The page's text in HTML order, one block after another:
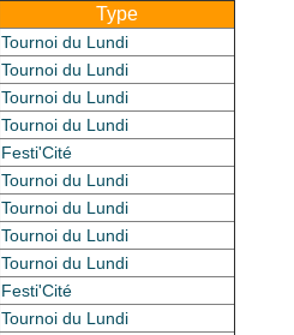
Type
Tournoi du Lundi
Tournoi du Lundi
Tournoi du Lundi
Tournoi du Lundi
Festi'Cité
Tournoi du Lundi
Tournoi du Lundi
Tournoi du Lundi
Tournoi du Lundi
Festi'Cité
Tournoi du Lundi